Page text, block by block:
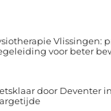
Vlissingen:
voor beter
door Deventer